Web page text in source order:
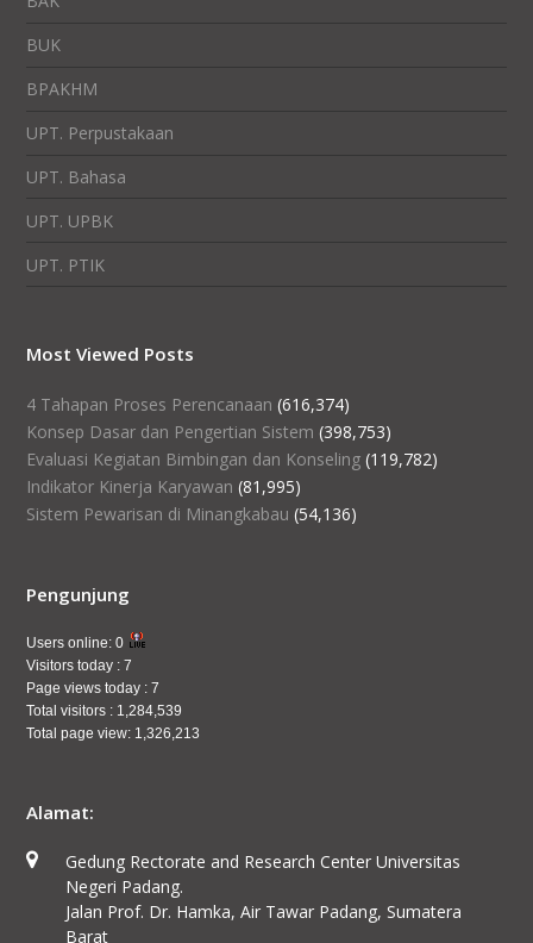
BUK
BPAKHM
UPT. Perpustakaan
UPT. Bahasa
UPT. UPBK
UPT. PTIK
Most Viewed Posts
4 Tahapan Proses Perencanaan (616,374)
Konsep Dasar dan Pengertian Sistem (398,753)
Evaluasi Kegiatan Bimbingan dan Konseling (119,782)
Indikator Kinerja Karyawan (81,995)
Sistem Pewarisan di Minangkabau (54,136)
Pengunjung
Users online:0
Visitors today :7
Page views today :7
Total visitors : 1,284,539
Total page view: 1,326,213
Alamat:
Gedung Rectorate and Research Center Universitas
Negeri Padang.
Jalan Prof. Dr. Hamka, Air Tawar Padang, Sumatera
Barat